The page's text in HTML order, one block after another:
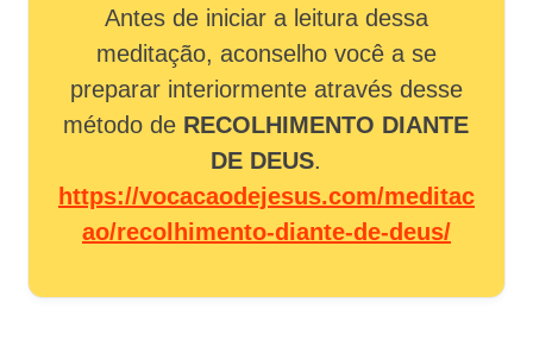
Antes de iniciar a leitura dessa
meditação, aconselho você a se
preparar interiormente através desse
método de RECOLHIMENTO DIANTE
DE DEUS.
https://vocacaodejesus.com/meditac
ao/recolhimento-diante-de-deus/